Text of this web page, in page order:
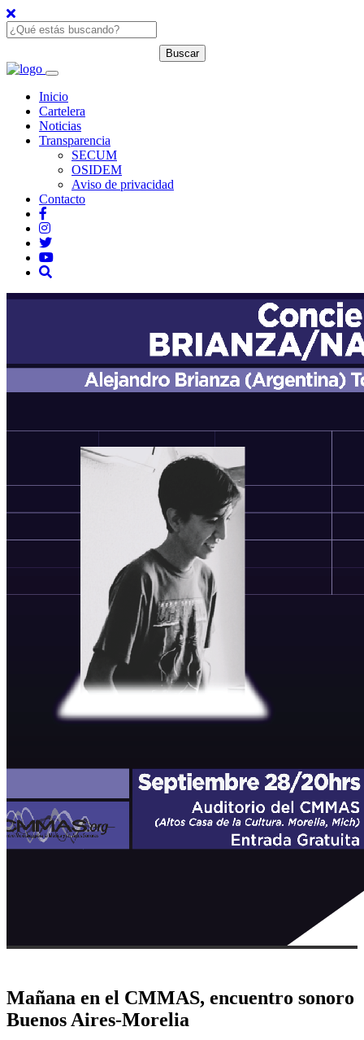
Inicio
Cartelera
Noticias
Transparencia
SECUM
OSIDEM
Aviso de privacidad
Contacto
Mañana en el CMMAS, encuentro sonoro
Buenos Aires-Morelia